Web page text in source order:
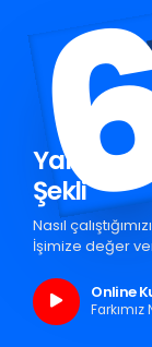
Şekli
Nasıl
İşimize değer
Online
Farkımız